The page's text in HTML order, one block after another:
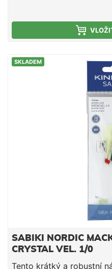
Niklové chemicky
Cílová ryba: sleď a další
délka 130 cm, vlasec
SKLADEM
SABIKI NORDIC
CRYSTAL VEL. 1/0
Tento krátký a robustní